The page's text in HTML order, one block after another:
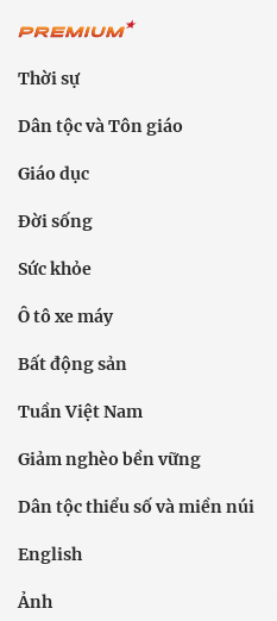
Thời sự
Dân tộc và Tôn giáo
Giáo dục
Đời sống
Sức khỏe
Ô tô xe máy
Bất động sản
Tuần Việt Nam
Giảm nghèo bền vững
Dân tộc thiểu số và miền núi
English
Ảnh